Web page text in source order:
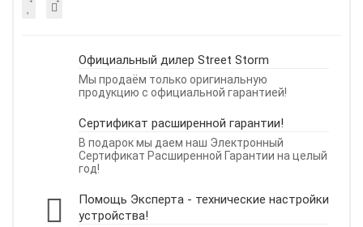
Официальный дилер Street Storm
Мы продаём только оригинальную
продукцию с официальной гарантией!
Сертификат расширенной гарантии!
В подарок мы даем наш Электронный
Сертификат Расширенной Гарантии на целый
год!
Помощь Эксперта - технические настройки
устройства!